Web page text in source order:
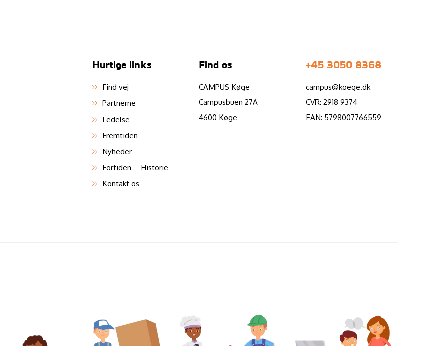
Hurtige links
Find vej
Partnerne
Ledelse
Fremtiden
Nyheder
Fortiden – Historie
Kontakt os
Find os
CAMPUS Køge
Campusbuen 27A
4600 Køge
+45 3050 8368
campus@koege.dk
CVR: 2918 9374
EAN: 5798007766559